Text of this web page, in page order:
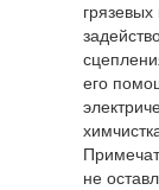
его
не